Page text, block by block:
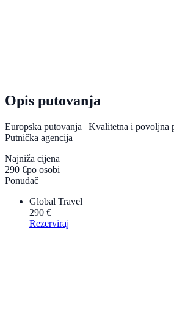
Opis putovanja
Europska putovanja | Kvalitetna i povoljna
Putnička agencija
Najniža cijena
290 €po osobi
Ponuđač
Global Travel
290 €
Rezerviraj